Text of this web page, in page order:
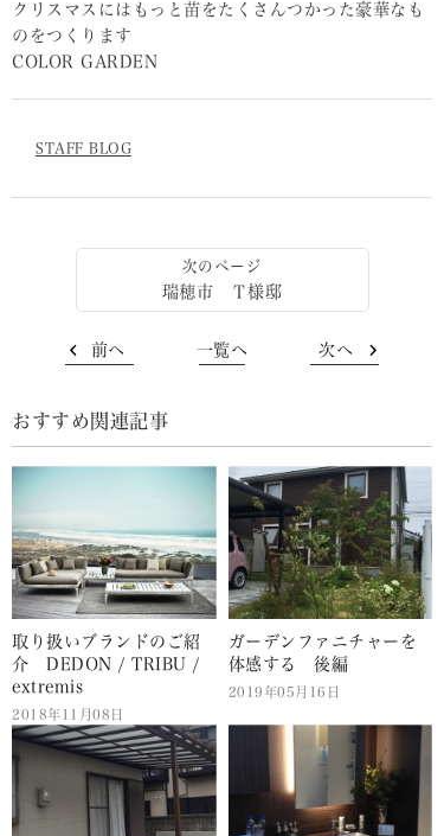
クリスマスにはもっと苗をたくさんつかった豪華なも
のをつくります
COLOR GARDEN
STAFF BLOG
瑞穂市 Ｔ様邸
前へ 一覧へ 次へ
おすすめ関連記事
取り扱いブランドのご紹
介 DEDON / TRIBU /
extremis
2018年11月08日
ガーデンファニチャーを
体感する 後編
2019年05月16日